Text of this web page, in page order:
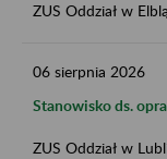
ZUS Oddział w
06 sierpnia 2026
Stanowisko ds.
ZUS Oddział w